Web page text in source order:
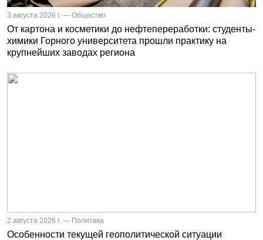
3 августа 2026 г. — Общество
От картона и косметики до нефтепереработки: студенты-
химики Горного университета прошли практику на
крупнейших заводах региона
2 августа 2026 г. — Политика
Особенности текущей геополитической ситуации